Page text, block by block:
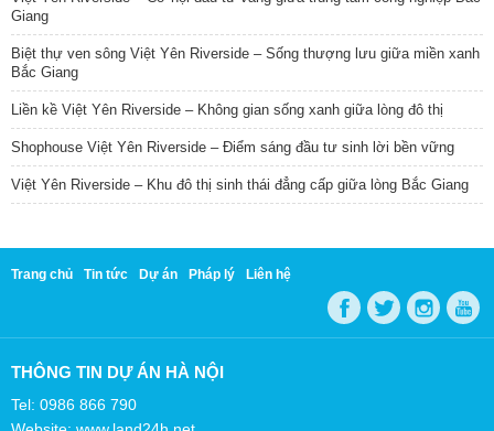
Giang
Biệt thự ven sông Việt Yên Riverside – Sống thượng lưu giữa miền xanh
Bắc Giang
Liền kề Việt Yên Riverside – Không gian sống xanh giữa lòng đô thị
Shophouse Việt Yên Riverside – Điểm sáng đầu tư sinh lời bền vững
Việt Yên Riverside – Khu đô thị sinh thái đẳng cấp giữa lòng Bắc Giang
Trang chủ Tin tức Dự án Pháp lý Liên hệ
THÔNG TIN DỰ ÁN HÀ NỘI
Tel: 0986 866 790